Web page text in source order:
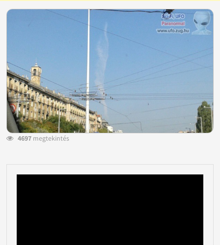
4697megtekintés